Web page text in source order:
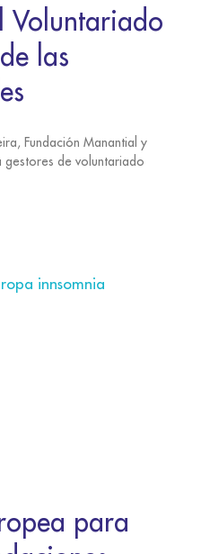
Voluntariado
las
Fundación Manantial y
gestores de voluntariado
para